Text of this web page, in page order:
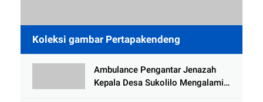
Koleksi gambar Pertapakendeng
Ambulance Pengantar Jenazah
Kepala Desa Sukolilo Mengalami